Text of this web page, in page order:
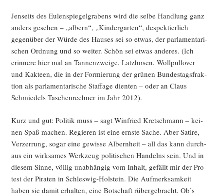
Jen­seits des Eulen­spie­gel­gra­bens wird die sel­be Hand­lung ganz
anders gese­hen – „albern“, „Kin­der­gar­ten“, despek­tier­lich
gegen­über der Wür­de des Hau­ses sei so etwas, der par­la­men­ta­ri­
schen Ord­nung und so wei­ter. Schön sei etwas ande­res. (Ich
erin­ne­re hier mal an Tan­nen­zwei­ge, Latz­ho­sen, Woll­pull­over
und Kak­teen, die in der For­mie­rung der grü­nen Bun­des­tags­frak­
ti­on als par­la­men­ta­ri­sche Staf­fa­ge dien­ten – oder an Claus
Schmie­dels Taschen­rech­ner im Jahr 2012).
Kurz und gut: Poli­tik muss – sagt Win­fried Kret­sch­mann – kei­
nen Spaß machen. Regie­ren ist eine erns­te Sache. Aber Sati­re,
Ver­zer­rung, sogar eine gewis­se Albern­heit – all das kann durch­
aus ein wirk­sa­mes Werk­zeug poli­ti­schen Han­delns sein. Und in
die­sem Sin­ne, völ­lig unab­hän­gig vom Inhalt, gefällt mir der Pro­
test der Pira­ten in Schles­wig-Hol­stein. Die Auf­merk­sam­keit
haben sie damit erhal­ten, eine Bot­schaft rüber­ge­bracht. Ob’s